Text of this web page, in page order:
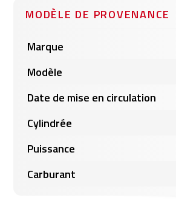
MODÈLE DE PROVENANCE
produits
Marque
Modèle
Date de mise en circulation
Cylindrée
Puissance
Carburant